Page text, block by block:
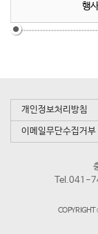
행
개인정보처리방침
이메일무단수집거부
Tel.041-
COPYRIGHT